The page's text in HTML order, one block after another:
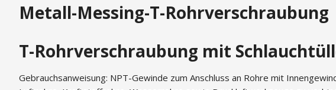
Metall-Messing-T-Rohrverschraubung
T-Rohrverschraubung mit
Gebrauchsanweisung: NPT-Gewinde zum Anschluss an Rohre mit